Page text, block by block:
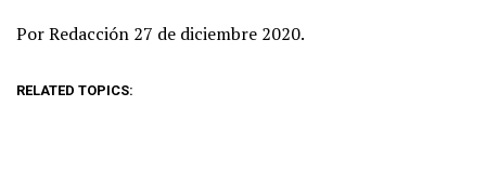
Por Redacción 27 de diciembre 2020.
RELATED TOPICS: